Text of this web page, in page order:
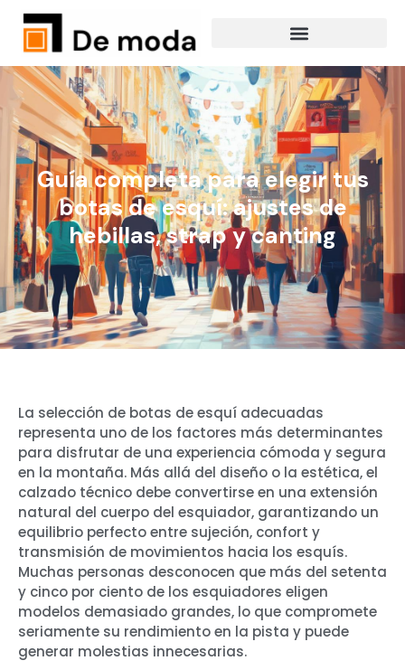
Guía completa para elegir tus
botas de esquí: ajustes de
hebillas, strap y canting
La selección de botas de esquí adecuadas
representa uno de los factores más determinantes
para disfrutar de una experiencia cómoda y segura
en la montaña. Más allá del diseño o la estética, el
calzado técnico debe convertirse en una extensión
natural del cuerpo del esquiador, garantizando un
equilibrio perfecto entre sujeción, confort y
transmisión de movimientos hacia los esquís.
Muchas personas desconocen que más del setenta
y cinco por ciento de los esquiadores eligen
modelos demasiado grandes, lo que compromete
seriamente su rendimiento en la pista y puede
generar molestias innecesarias.